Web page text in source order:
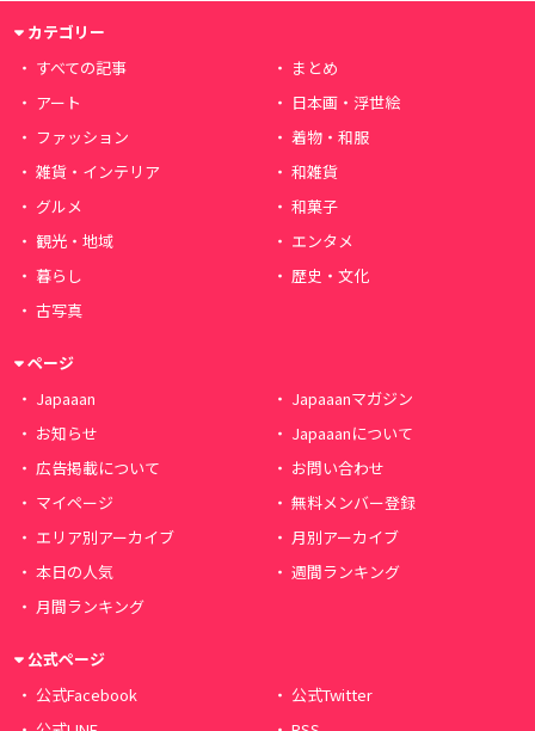
カテゴリー
すべての記事
まとめ
アート
日本画・浮世絵
ファッション
着物・和服
雑貨・インテリア
和雑貨
グルメ
和菓子
観光・地域
エンタメ
暮らし
歴史・文化
古写真
ページ
Japaaan
Japaaanマガジン
お知らせ
Japaaanについて
広告掲載について
お問い合わせ
マイページ
無料メンバー登録
エリア別アーカイブ
月別アーカイブ
本日の人気
週間ランキング
月間ランキング
公式ページ
公式Facebook
公式Twitter